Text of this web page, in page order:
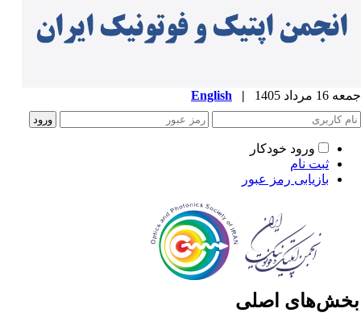
مرداد 1405 |
English
ورود خودکار
ثبت نام
بازیابی رمز عبور
اصلی